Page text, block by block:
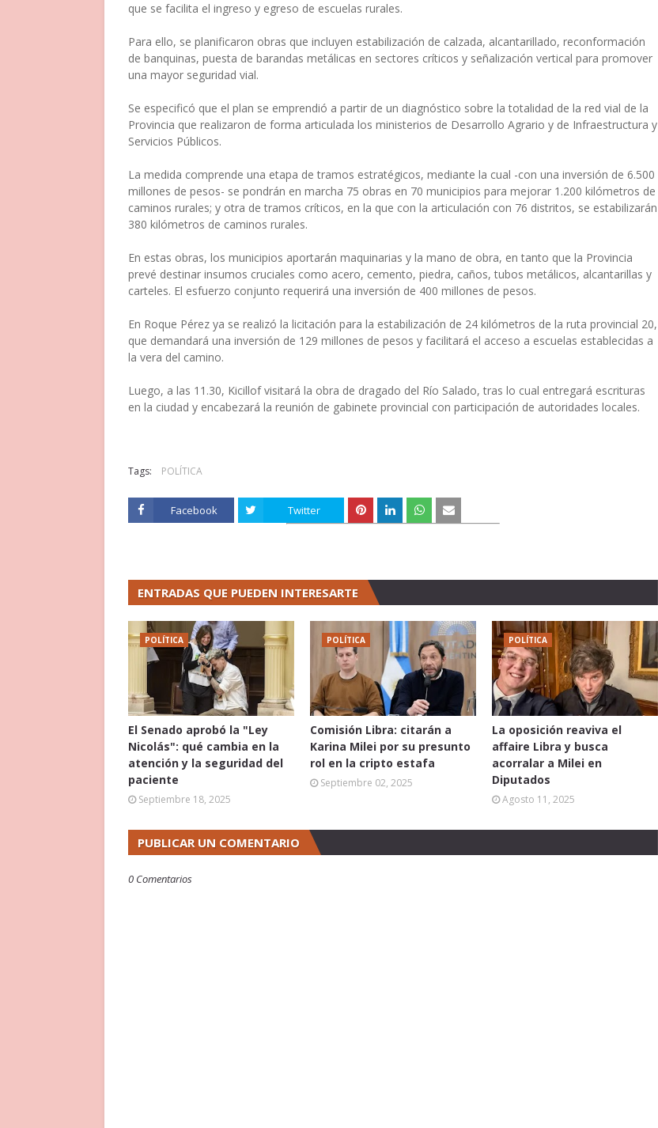
que se facilita el ingreso y egreso de escuelas rurales.
Para ello, se planificaron obras que incluyen estabilización de calzada, alcantarillado, reconformación
de banquinas, puesta de barandas metálicas en sectores críticos y señalización vertical para promover
una mayor seguridad vial.
Se especificó que el plan se emprendió a partir de un diagnóstico sobre la totalidad de la red vial de la
Provincia que realizaron de forma articulada los ministerios de Desarrollo Agrario y de Infraestructura y
Servicios Públicos.
La medida comprende una etapa de tramos estratégicos, mediante la cual -con una inversión de 6.500
millones de pesos- se pondrán en marcha 75 obras en 70 municipios para mejorar 1.200 kilómetros de
caminos rurales; y otra de tramos críticos, en la que con la articulación con 76 distritos, se estabilizarán
380 kilómetros de caminos rurales.
En estas obras, los municipios aportarán maquinarias y la mano de obra, en tanto que la Provincia
prevé destinar insumos cruciales como acero, cemento, piedra, caños, tubos metálicos, alcantarillas y
carteles. El esfuerzo conjunto requerirá una inversión de 400 millones de pesos.
En Roque Pérez ya se realizó la licitación para la estabilización de 24 kilómetros de la ruta provincial 20,
que demandará una inversión de 129 millones de pesos y facilitará el acceso a escuelas establecidas a
la vera del camino.
Luego, a las 11.30, Kicillof visitará la obra de dragado del Río Salado, tras lo cual entregará escrituras
en la ciudad y encabezará la reunión de gabinete provincial con participación de autoridades locales.
Tags: POLÍTICA
Facebook Twitter
ENTRADAS QUE PUEDEN INTERESARTE
POLÍTICA
El Senado aprobó la "Ley
Nicolás": qué cambia en la
atención y la seguridad del
paciente
Septiembre 18, 2025
POLÍTICA
Comisión Libra: citarán a
Karina Milei por su presunto
rol en la cripto estafa
Septiembre 02, 2025
POLÍTICA
La oposición reaviva el
affaire Libra y busca
acorralar a Milei en
Diputados
Agosto 11, 2025
PUBLICAR UN COMENTARIO
0 Comentarios